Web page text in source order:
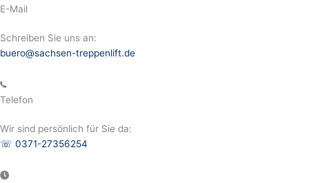
E-Mail
Schreiben Sie uns an:
buero@sachsen-treppenlift.de
Telefon
Wir sind persönlich für Sie da:
☏ 0371-27356254